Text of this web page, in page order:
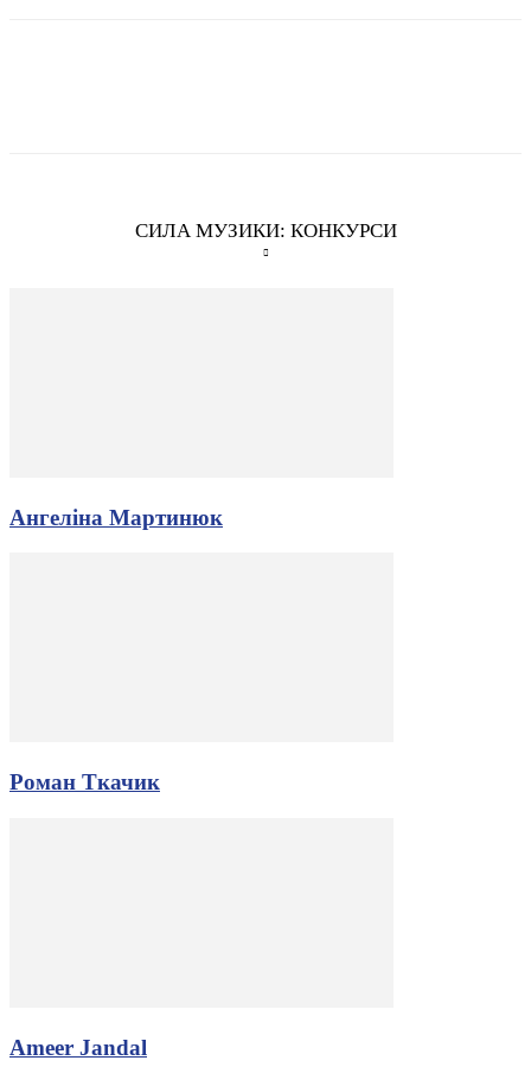
СИЛА МУЗИКИ: КОНКУРСИ
Ангеліна Мартинюк
Роман Ткачик
Ameer Jandal